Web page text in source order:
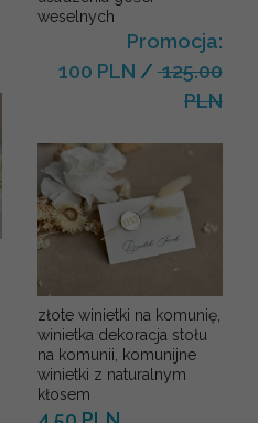
weselnych
Promocja:
100 PLN /125.00
PLN
złote winietki na komunię,
winietka dekoracja stołu
na komunii, komunijne
winietki z naturalnym
kłosem